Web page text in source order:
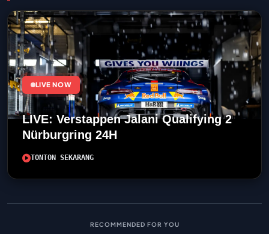
LIVE NOW
LIVE: Verstappen Jalani Qualifying 2
Nürburgring 24H
TONTON SEKARANG
RECOMMENDED FOR YOU